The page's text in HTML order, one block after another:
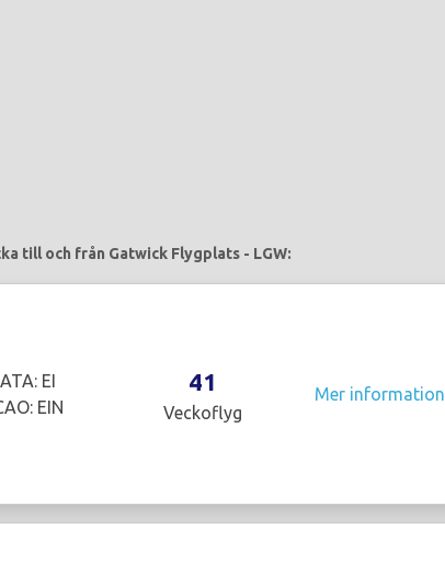
till och från Gatwick Flygplats - LGW:
EI
EIN
41
Veckoflyg
Mer information